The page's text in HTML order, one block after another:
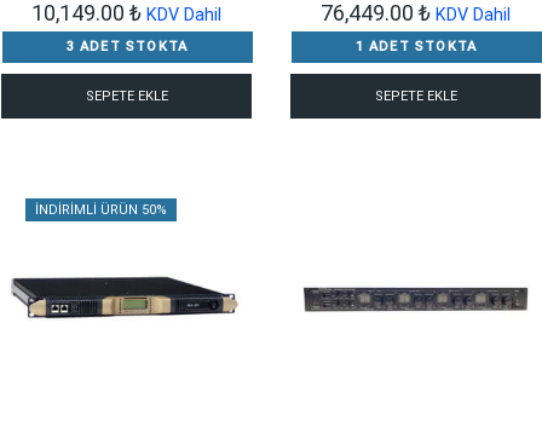
10,149.00 ₺ KDV Dahil
3 ADET STOKTA
SEPETE EKLE
76,449.00 ₺ KDV Dahil
1 ADET STOKTA
SEPETE EKLE
İNDIRIMLI ÜRÜN 50%